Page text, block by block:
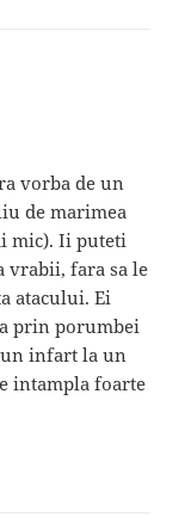
vorba de un
de marimea
mic). Ii puteti
vrabii, fara sa le
atacului. Ei
prin porumbei
infart la un
intampla foarte